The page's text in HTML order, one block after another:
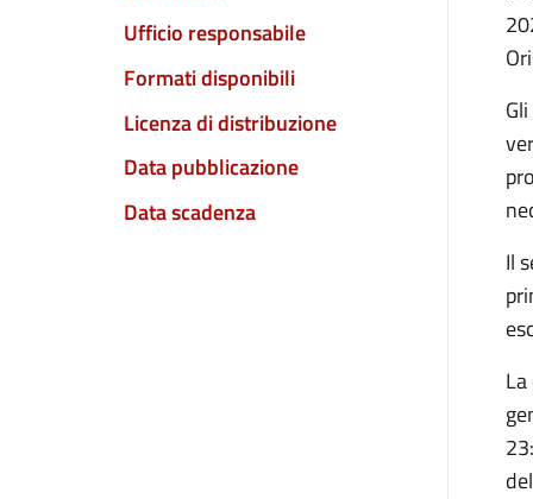
Ufficio responsabile
Formati disponibili
Licenza di distribuzione
Data pubblicazione
Data scadenza
Il